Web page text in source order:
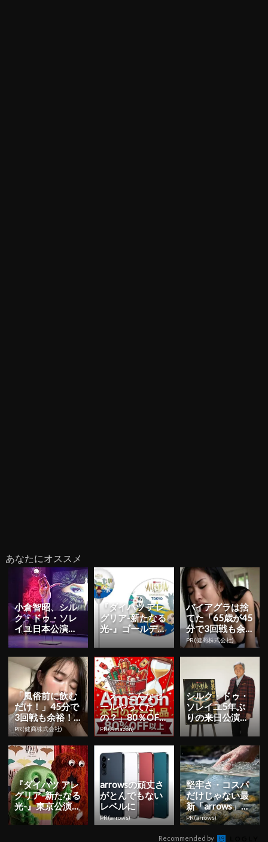
あなたにオススメ
小倉智昭、シル
ク・ドゥ・ソレ
イユ日本公演は
「最低5回は観
て」と太鼓判！
『ダイハツ...
『ダイハツ アレ
グリア-新たなる
光-』ゴールデン
ウィーク キャン
ペーン開催！特
別...
バイアグラは捨
てた「65歳が45
分で3回戦も余
裕」980円で朝
まで絶好調！
PR(健商株式会社)
「風俗前に飲む
だけ！」45分で
3回戦も余裕！1
日31円で朝まで
絶好調
PR(健商株式会社)
「え、こんなセ
ールやってた
の？」80％OFF
以上が続々登
場！Amazonの本
気が...
PR(Amazon)
シルク・ドゥ・
ソレイユ5年ぶ
りの来日公演！
公演作品『アレ
グリア-新たなる
光-』に...
『ダイハツ アレ
グリア-新たなる
光-』東京公演が
ついに開幕！日
本公演を盛り上
arrowsの頑丈さ
がとんでもない
レベルに
PR(arrows)
堅牢さ・コスパ
だけじゃない最
新「arrows」事
情
PR(arrows)
Recommended by